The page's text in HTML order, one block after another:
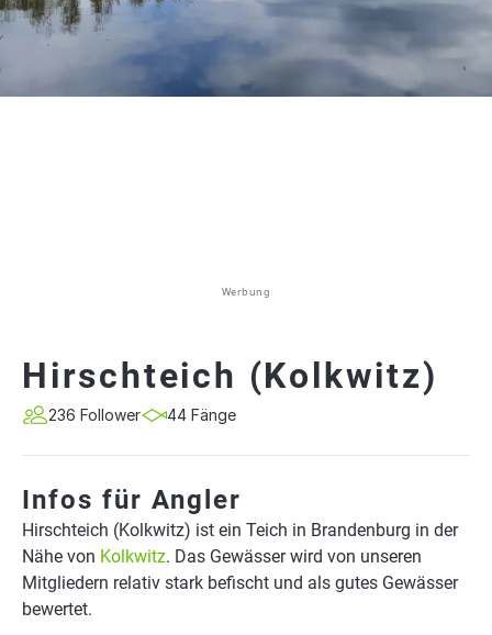
Werbung
Hirschteich (Kolkwitz)
236 Follower 44 Fänge
Infos für Angler
Hirschteich (Kolkwitz) ist ein Teich in Brandenburg in der
Nähe von Kolkwitz. Das Gewässer wird von unseren
Mitgliedern relativ stark befischt und als gutes Gewässer
bewertet.